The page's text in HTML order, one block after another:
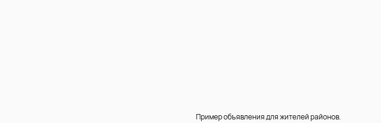
Пример объявления для жителей районов.